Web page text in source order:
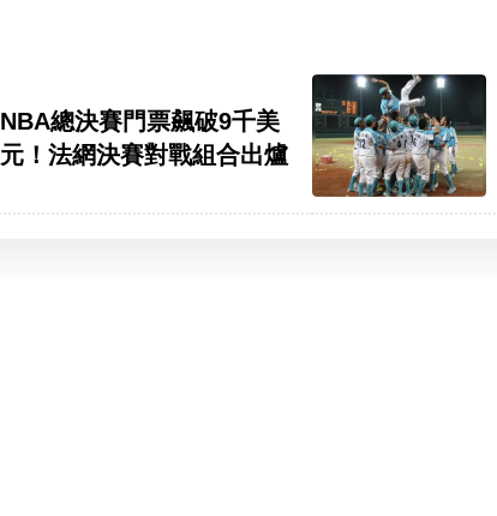
NBA總決賽門票飆破9千美
元！法網決賽對戰組合出爐